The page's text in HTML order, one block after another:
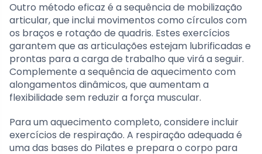
Outro método eficaz é a sequência de mobilização
articular, que inclui movimentos como círculos com
os braços e rotação de quadris. Estes exercícios
garantem que as articulações estejam lubrificadas e
prontas para a carga de trabalho que virá a seguir.
Complemente a sequência de aquecimento com
alongamentos dinâmicos, que aumentam a
flexibilidade sem reduzir a força muscular.
Para um aquecimento completo, considere incluir
exercícios de respiração. A respiração adequada é
uma das bases do Pilates e prepara o corpo para